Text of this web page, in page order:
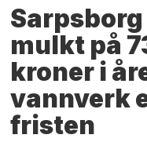
mulkt på
kroner i
vannverk
fristen